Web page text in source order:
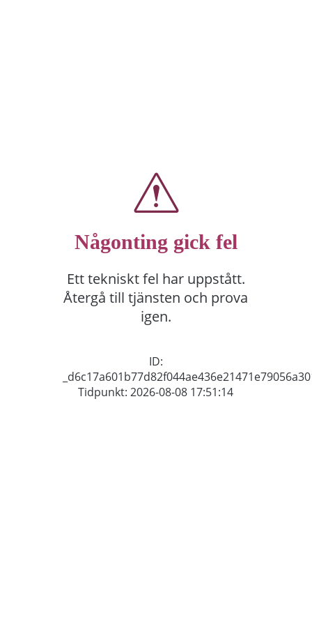
Någonting gick fel
Ett tekniskt fel har uppstått.
Återgå till tjänsten och prova
igen.
ID:
Tidpunkt: 2026-08-08 17:51:14